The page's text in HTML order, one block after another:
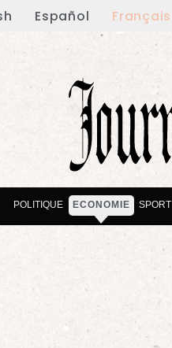
Español Français
POLITIQUE ECONOMIE SPORT